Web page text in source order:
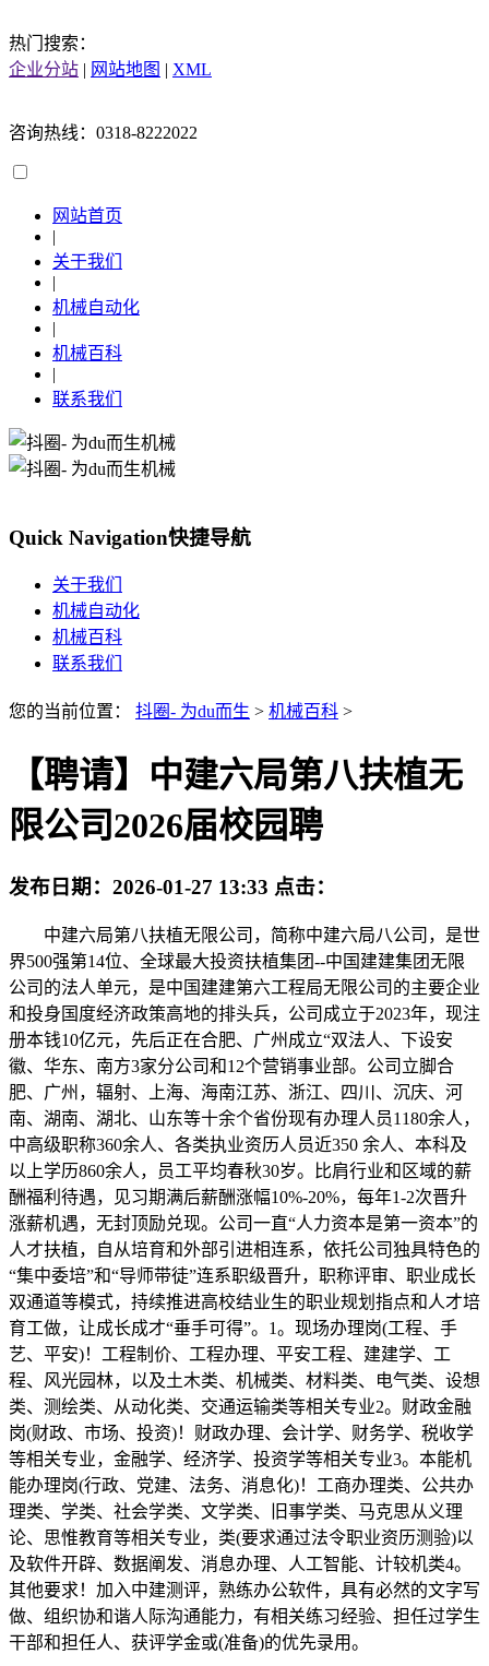
热门搜索：
企业分站 | 网站地图 | XML
咨询热线：0318-8222022
网站首页
|
关于我们
|
机械自动化
|
机械百科
|
联系我们
Quick Navigation快捷导航
关于我们
机械自动化
机械百科
联系我们
您的当前位置： 抖圈- 为du而生 > 机械百科 >
【聘请】中建六局第八扶植无
限公司2026届校园聘
发布日期： 2026-01-27 13:33 点击：
中建六局第八扶植无限公司，简称中建六局八公司，是世
界500强第14位、全球最大投资扶植集团--中国建建集团无限
公司的法人单元，是中国建建第六工程局无限公司的主要企业
和投身国度经济政策高地的排头兵，公司成立于2023年，现注
册本钱10亿元，先后正在合肥、广州成立“双法人、下设安
徽、华东、南方3家分公司和12个营销事业部。公司立脚合
肥、广州，辐射、上海、海南江苏、浙江、四川、沉庆、河
南、湖南、湖北、山东等十余个省份现有办理人员1180余人，
中高级职称360余人、各类执业资历人员近350 余人、本科及
以上学历860余人，员工平均春秋30岁。比肩行业和区域的薪
酬福利待遇，见习期满后薪酬涨幅10%-20%，每年1-2次晋升
涨薪机遇，无封顶励兑现。公司一直“人力资本是第一资本”的
人才扶植，自从培育和外部引进相连系，依托公司独具特色的
“集中委培”和“导师带徒”连系职级晋升，职称评审、职业成长
双通道等模式，持续推进高校结业生的职业规划指点和人才培
育工做，让成长成才“垂手可得”。1。现场办理岗(工程、手
艺、平安)！工程制价、工程办理、平安工程、建建学、工
程、风光园林，以及土木类、机械类、材料类、电气类、设想
类、测绘类、从动化类、交通运输类等相关专业2。财政金融
岗(财政、市场、投资)！财政办理、会计学、财务学、税收学
等相关专业，金融学、经济学、投资学等相关专业3。本能机
能办理岗(行政、党建、法务、消息化)！工商办理类、公共办
理类、学类、社会学类、文学类、旧事学类、马克思从义理
论、思惟教育等相关专业，类(要求通过法令职业资历测验)以
及软件开辟、数据阐发、消息办理、人工智能、计较机类4。
其他要求！加入中建测评，熟练办公软件，具有必然的文字写
做、组织协和谐人际沟通能力，有相关练习经验、担任过学生
干部和担任人、获评学金或(准备)的优先录用。